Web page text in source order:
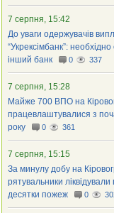
7 серпня, 15:42
До уваги одержувачів
“Укрексімбанк”:
інший банк
0 337
7 серпня, 15:28
Майже 700 ВПО на
працевлаштувалися з
року
0 361
7 серпня, 15:15
За минулу добу на
рятувальники
десятки пожеж
0